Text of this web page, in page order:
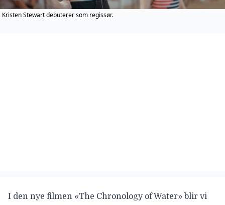
Kristen Stewart debuterer som regissør.
I den nye filmen «The Chronology of Water» blir vi